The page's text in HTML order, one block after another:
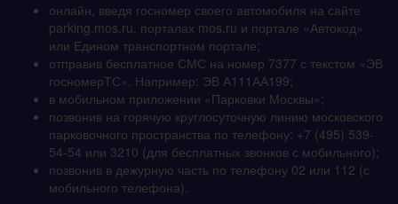
онлайн, введя госномер своего автомобиля на сайте
parking.mos.ru, порталах mos.ru и портале «Автокод»
или Едином транспортном портале;
отправив бесплатное СМС на номер 7377 с текстом «ЭВ
госномерТС». Например: ЭВ А111АА199;
в мобильном приложении «Парковки Москвы»;
позвонив на горячую круглосуточную линию московского
парковочного пространства по телефону: +7 (495) 539-
54-54 или 3210 (для бесплатных звонков с мобильного);
позвонив в дежурную часть по телефону 02 или 112 (с
мобильного телефона).